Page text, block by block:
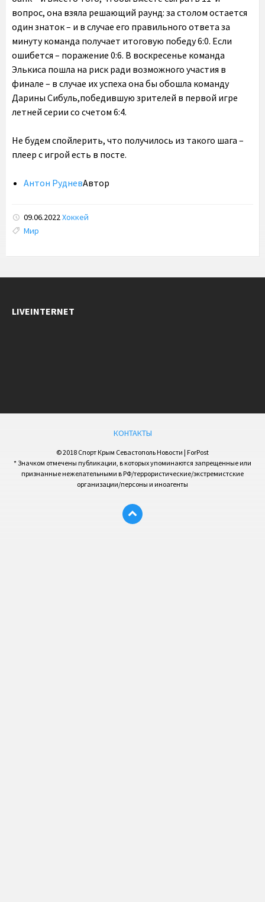
вопрос, она взяла решающий раунд: за столом остается
один знаток – и в случае его правильного ответа за
минуту команда получает итоговую победу 6:0. Если
ошибется – поражение 0:6. В воскресенье команда
Элькиса пошла на риск ради возможного участия в
финале – в случае их успеха она бы обошла команду
Дарины Сибуль,победившую зрителей в первой игре
летней серии со счетом 6:4.
Не будем спойлерить, что получилось из такого шага –
плеер с игрой есть в посте.
Антон РудневАвтор
09.06.2022Хоккей
Tags:
Мир
LIVEINTERNET
КОНТАКТЫ
© 2018 Спорт Крым Севастополь Новости | ForPost
* Значком отмечены публикации, в которых упоминаются запрещенные или
признанные нежелательными в РФ/террористические/экстремистские
организации/персоны и иноагенты